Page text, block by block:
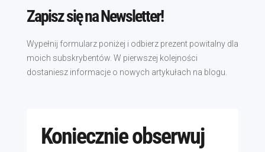
Zapisz się na Newsletter!
Wypełnij formularz poniżej i odbierz prezent powitalny dla
moich subskrybentów. W pierwszej kolejności
dostaniesz informacje o nowych artykułach na blogu.
Koniecznie obserwuj